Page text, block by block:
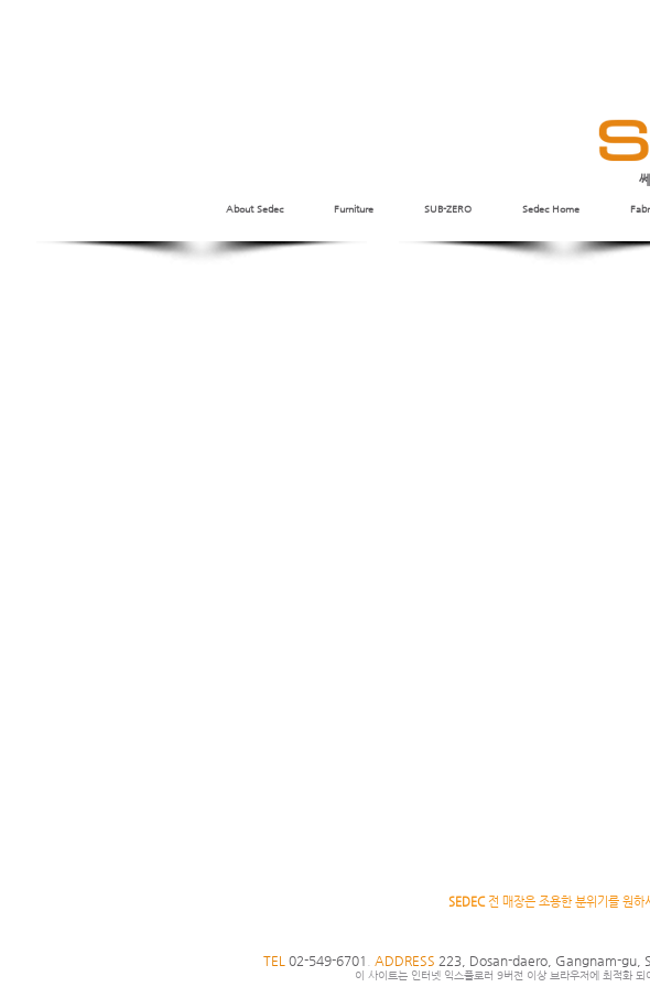
About Sedec Furniture SUB-ZERO Sedec Home
SEDEC전 매장은 조용한 분위기를 원
TEL 02-549-6701 ADDRESS 223, Dosan-daero, Gangnam-gu,
이 사이트는 인터넷 익스플로러 9버전 이상 브라우저에 최적화